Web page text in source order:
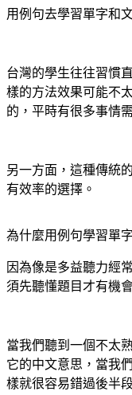
用例句去學習單字和
台灣的學生往往習慣
樣的方法效果可能不
的，平時有很多事情
另一方面，這種傳統
有效率的選擇。
為什麼用例句學習單
因為像是多益聽力經
須先聽懂題目才有機
當我們聽到一個不太
它的中文意思，當我
樣就很容易錯過後半